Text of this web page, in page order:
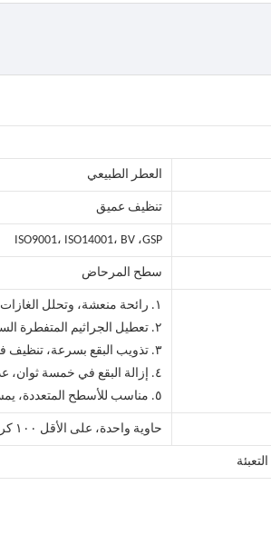
العطر الطبيعي
تنظيف عميق
ISO9001، ISO14001، BV ،GSP
سطح المرحاض
١. رائحة منعشة، وتحلل الغازات الضارة
٢. تعطيل الجراثيم المتفطرة السلية والفطريات بشكل فعال
٣. تذويب البقع بسرعة، تنظيف فعال
٤. إزالة البقع في خمسة ثوان، عديمة اللون والرائحة
٥. مناسب للأسطح المتعددة، يمسح بسهولة
حاوية واحدة، على الأقل ١٠٠ كرتون لكل المواصفات والرائحة، والحاوية المختلطة مقبولة.